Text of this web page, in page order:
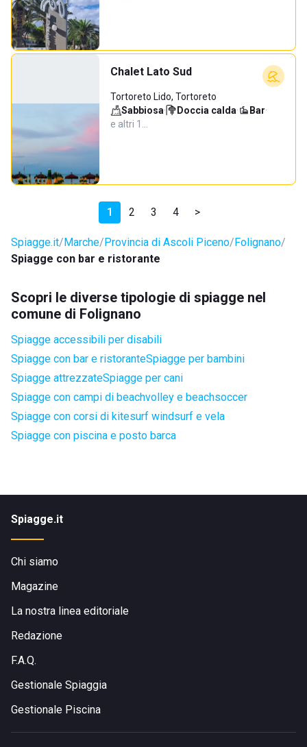
Chalet Lato Sud
Tortoreto Lido, Tortoreto
Sabbiosa· Doccia calda· Bar·
e altri 1…
1 2 3 4 >
Spiagge.it Marche Provincia di Ascoli Piceno Folignano
Spiagge con bar e ristorante
Scopri le diverse tipologie di spiagge nel
comune di Folignano
Spiagge accessibili per disabili
Spiagge con bar e ristoranteSpiagge per bambini
Spiagge attrezzateSpiagge per cani
Spiagge con campi di beachvolley e beachsoccer
Spiagge con corsi di kitesurf windsurf e vela
Spiagge con piscina e posto barca
Spiagge.it
Chi siamo
Magazine
La nostra linea editoriale
Redazione
F.A.Q.
Gestionale Spiaggia
Gestionale Piscina